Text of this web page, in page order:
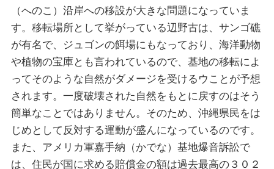
（へのこ）沿岸への移設が大きな問題になっていま
す。移転場所として挙がっている辺野古は、サンゴ礁
が有名で、ジュゴンの餌場にもなっており、海洋動物
や植物の宝庫とも言われているので、基地の移転によ
ってそのような自然がダメージを受けるウことが予想
されます。一度破壊された自然をもとに戻すのはそう
簡単なことではありません。そのため、沖縄県民をは
じめとして反対する運動が盛んになっているのです。
また、アメリカ軍嘉手納（かでな）基地爆音訴訟で
は、住民が国に求める賠償金の額は過去最高の３０２